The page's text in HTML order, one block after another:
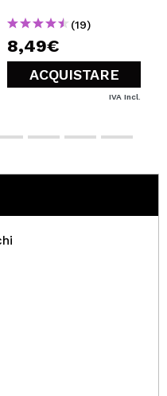
(19)
8,49€
ACQUISTARE
IVA Incl.